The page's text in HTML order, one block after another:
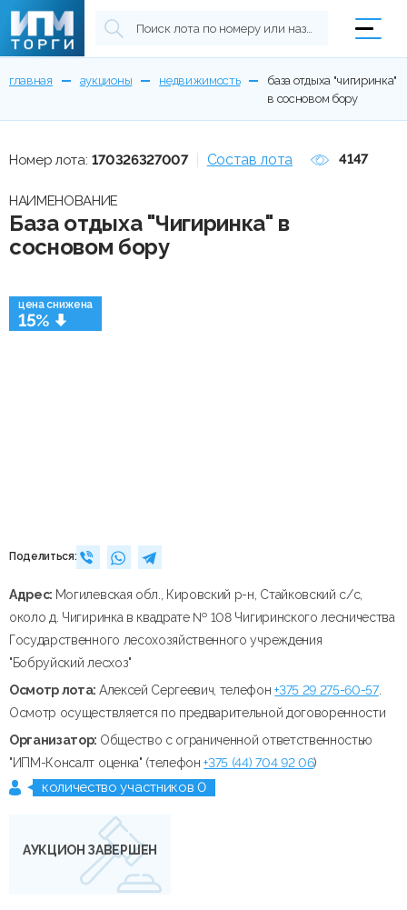
главная аукционы недвижимость
база отдыха "чигиринка"
в сосновом бору
цена снижена
15%
Поделиться:
Номер лота: 170326327007 Состав лота 4147
НАИМЕНОВАНИЕ
База отдыха "Чигиринка" в
сосновом бору
Адрес: Могилевская обл., Кировский р-н, Стайковский с/с,
около д. Чигиринка в квадрате № 108 Чигиринского лесничества
Государственного лесохозяйственного учреждения
"Бобруйский лесхоз"
Осмотр лота: Алексей Сергеевич, телефон+375 29 275-60-57.
Осмотр осуществляется по предварительной договоренности
Организатор: Общество с ограниченной ответственностью
"ИПМ-Консалт оценка" (телефон+375 (44) 704 92 06)
количество участников 0
АУКЦИОН ЗАВЕРШЕН